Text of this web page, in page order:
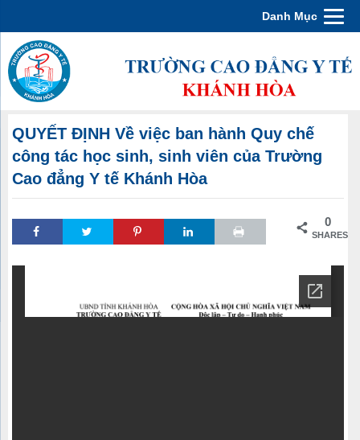
Danh Mục
QUYẾT ĐỊNH Về việc ban hành Quy chế
công tác học sinh, sinh viên của Trường
Cao đẳng Y tế Khánh Hòa
0
SHARES